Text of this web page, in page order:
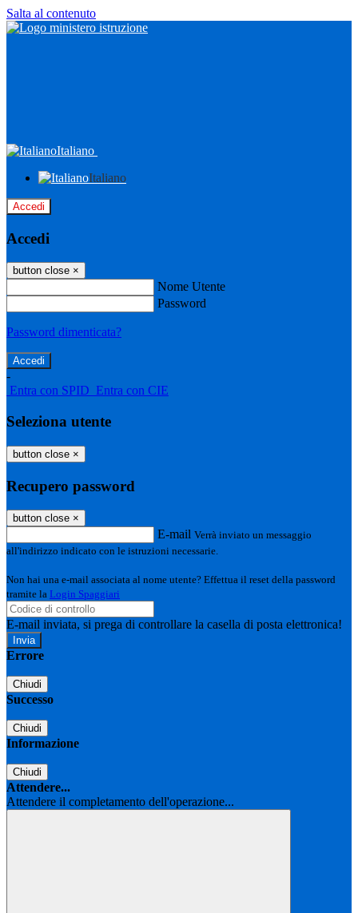
Salta al contenuto
Italiano
Italiano
Accedi
Accedi
button close ×
Nome Utente
Password
Password dimenticata?
-
Entra con SPID Entra con CIE
Seleziona utente
button close ×
Recupero password
button close ×
E-mail Verrà inviato un messaggio
all'indirizzo indicato con le istruzioni necessarie.
Non hai una e-mail associata al nome utente? Effettua il reset della password
tramite la Login Spaggiari
E-mail inviata, si prega di controllare la casella di posta elettronica!
Errore
Chiudi
Successo
Chiudi
Informazione
Chiudi
Attendere...
Attendere il completamento dell'operazione...